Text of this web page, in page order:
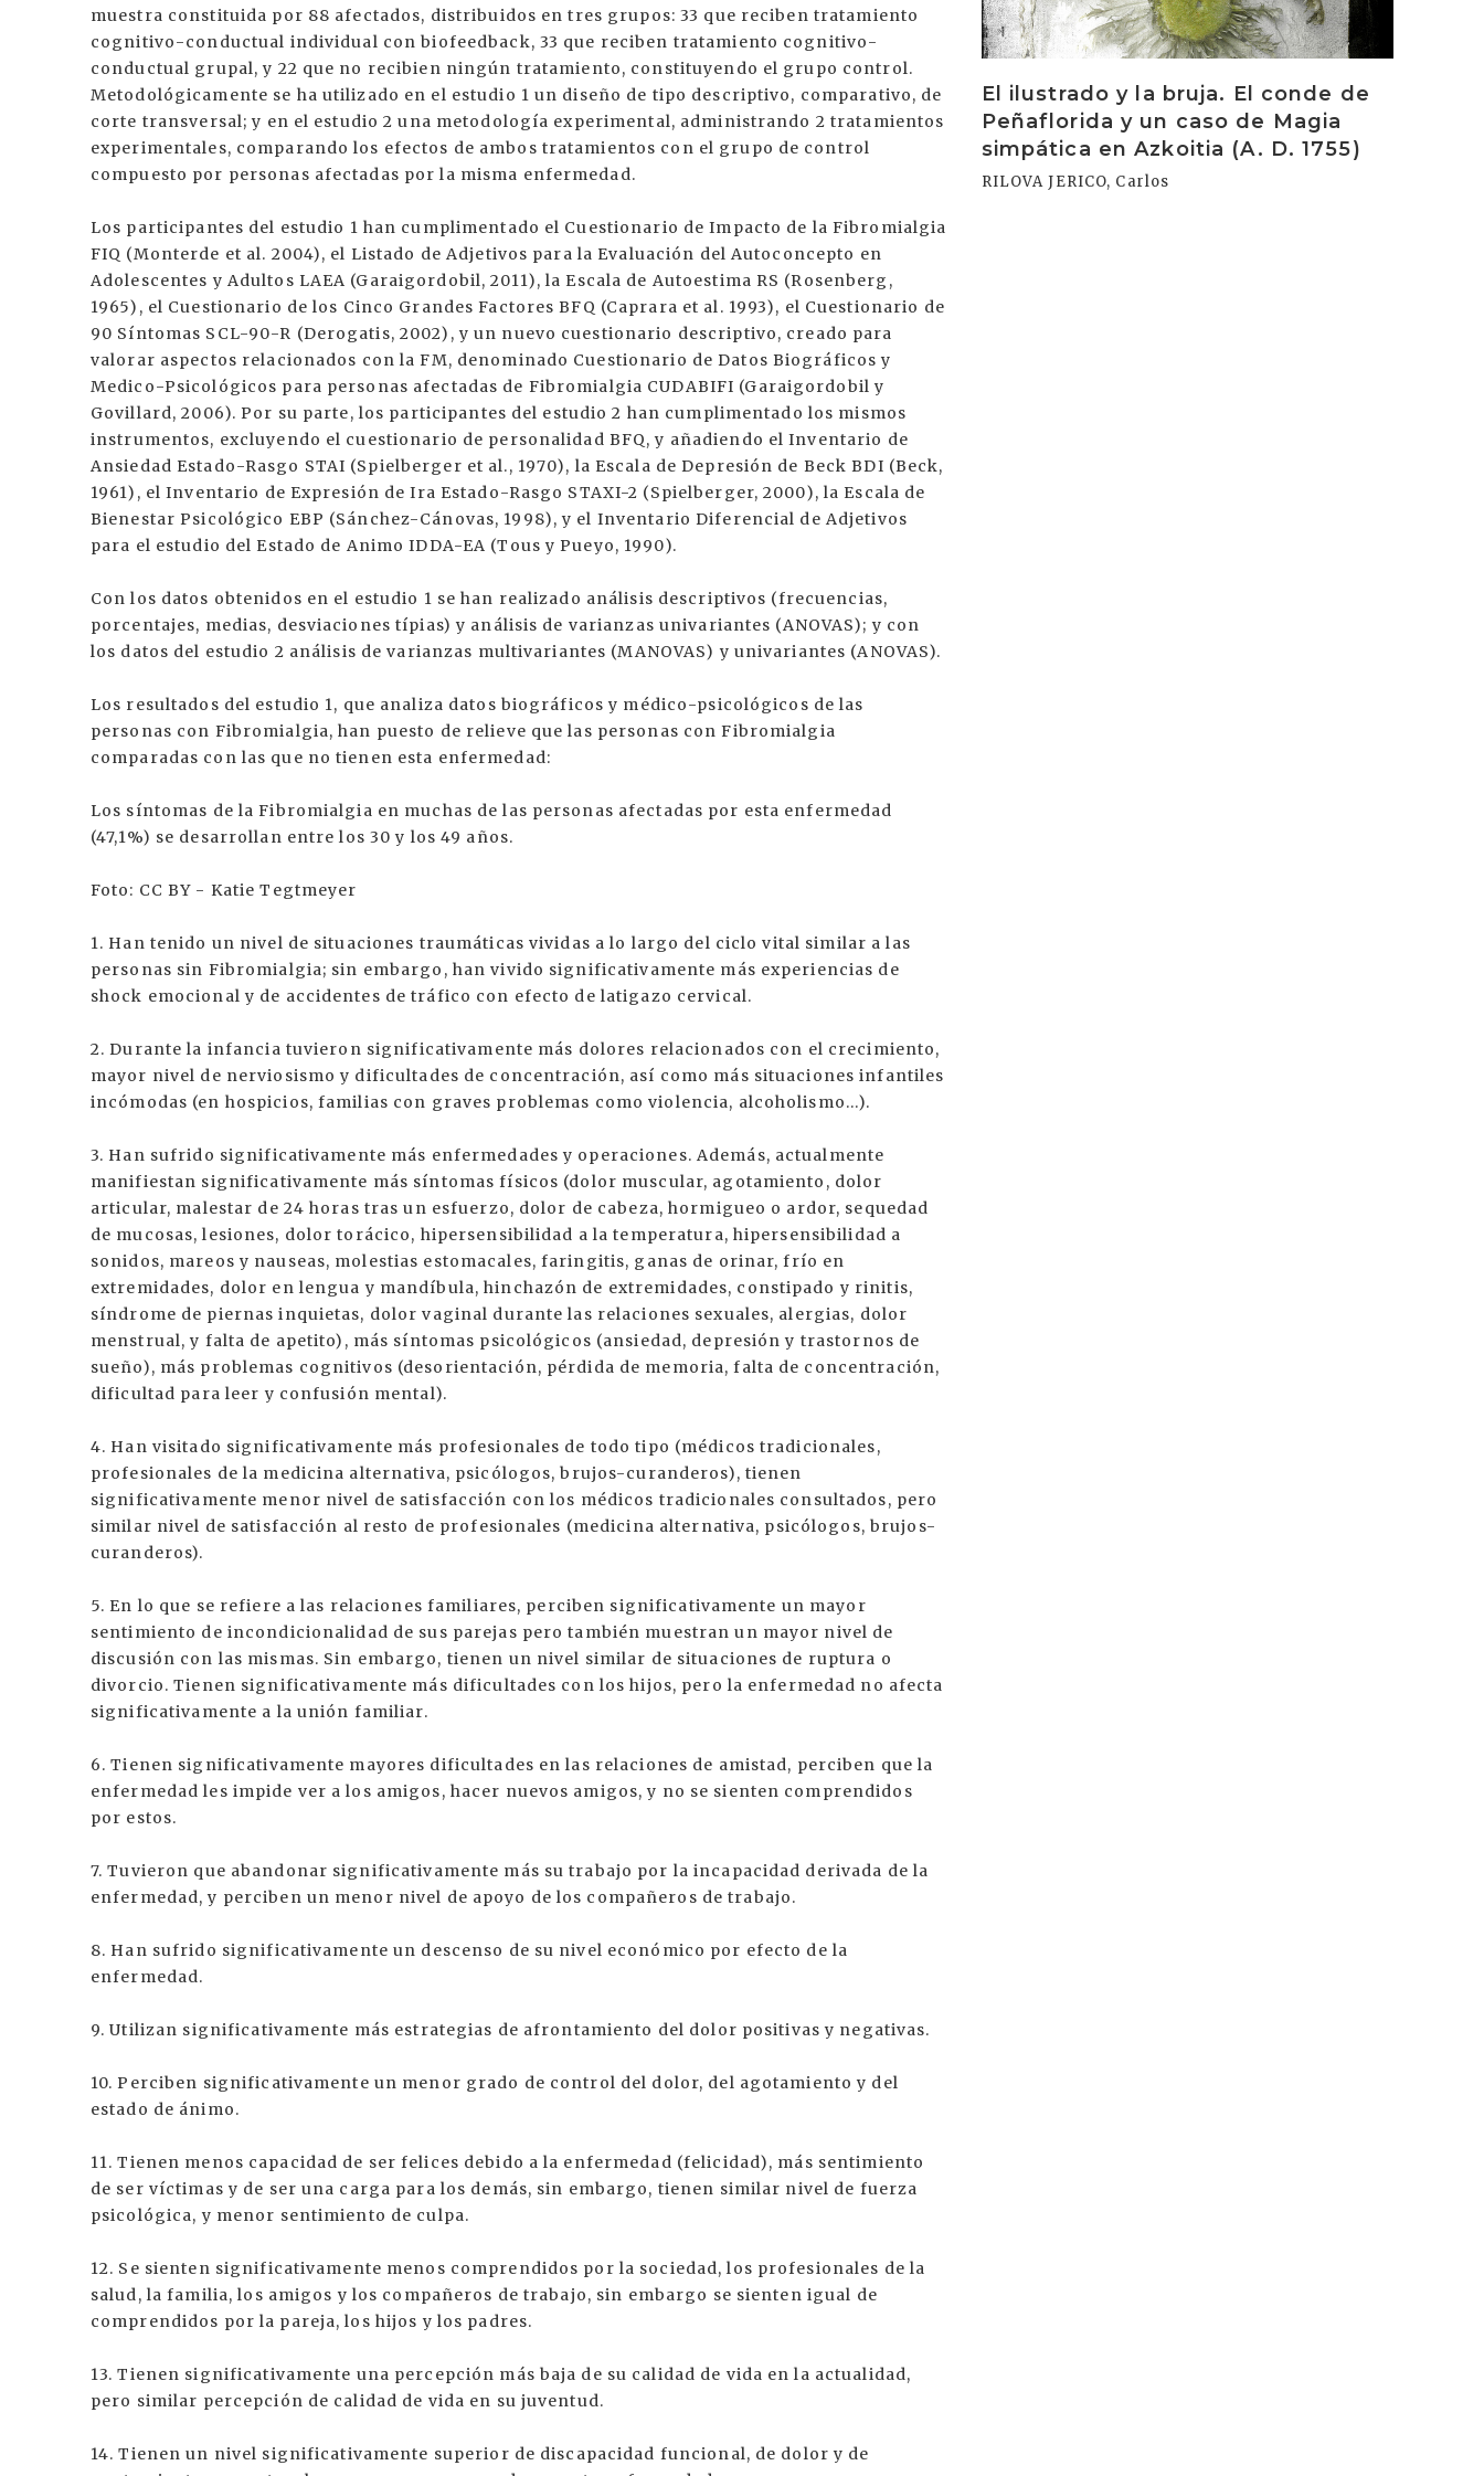
muestra constituida por 88 afectados, distribuidos en tres grupos: 33 que reciben tratamiento
cognitivo-conductual individual con biofeedback, 33 que reciben tratamiento cognitivo-
conductual grupal, y 22 que no recibien ningún tratamiento, constituyendo el grupo control.
Metodológicamente se ha utilizado en el estudio 1 un diseño de tipo descriptivo, comparativo, de
corte transversal; y en el estudio 2 una metodología experimental, administrando 2 tratamientos
experimentales, comparando los efectos de ambos tratamientos con el grupo de control
compuesto por personas afectadas por la misma enfermedad.
Los participantes del estudio 1 han cumplimentado el Cuestionario de Impacto de la Fibromialgia
FIQ (Monterde et al. 2004), el Listado de Adjetivos para la Evaluación del Autoconcepto en
Adolescentes y Adultos LAEA (Garaigordobil, 2011), la Escala de Autoestima RS (Rosenberg,
1965), el Cuestionario de los Cinco Grandes Factores BFQ (Caprara et al. 1993), el Cuestionario de
90 Síntomas SCL-90-R (Derogatis, 2002), y un nuevo cuestionario descriptivo, creado para
valorar aspectos relacionados con la FM, denominado Cuestionario de Datos Biográficos y
Medico-Psicológicos para personas afectadas de Fibromialgia CUDABIFI (Garaigordobil y
Govillard, 2006). Por su parte, los participantes del estudio 2 han cumplimentado los mismos
instrumentos, excluyendo el cuestionario de personalidad BFQ, y añadiendo el Inventario de
Ansiedad Estado-Rasgo STAI (Spielberger et al., 1970), la Escala de Depresión de Beck BDI (Beck,
1961), el Inventario de Expresión de Ira Estado-Rasgo STAXI-2 (Spielberger, 2000), la Escala de
Bienestar Psicológico EBP (Sánchez-Cánovas, 1998), y el Inventario Diferencial de Adjetivos
para el estudio del Estado de Animo IDDA-EA (Tous y Pueyo, 1990).
Con los datos obtenidos en el estudio 1 se han realizado análisis descriptivos (frecuencias,
porcentajes, medias, desviaciones típias) y análisis de varianzas univariantes (ANOVAS); y con
los datos del estudio 2 análisis de varianzas multivariantes (MANOVAS) y univariantes (ANOVAS).
Los resultados del estudio 1, que analiza datos biográficos y médico-psicológicos de las
personas con Fibromialgia, han puesto de relieve que las personas con Fibromialgia
comparadas con las que no tienen esta enfermedad:
Los síntomas de la Fibromialgia en muchas de las personas afectadas por esta enfermedad
(47,1%) se desarrollan entre los 30 y los 49 años.
Foto: CC BY - Katie Tegtmeyer
1. Han tenido un nivel de situaciones traumáticas vividas a lo largo del ciclo vital similar a las
personas sin Fibromialgia; sin embargo, han vivido significativamente más experiencias de
shock emocional y de accidentes de tráfico con efecto de latigazo cervical.
2. Durante la infancia tuvieron significativamente más dolores relacionados con el crecimiento,
mayor nivel de nerviosismo y dificultades de concentración, así como más situaciones infantiles
incómodas (en hospicios, familias con graves problemas como violencia, alcoholismo...).
3. Han sufrido significativamente más enfermedades y operaciones. Además, actualmente
manifiestan significativamente más síntomas físicos (dolor muscular, agotamiento, dolor
articular, malestar de 24 horas tras un esfuerzo, dolor de cabeza, hormigueo o ardor, sequedad
de mucosas, lesiones, dolor torácico, hipersensibilidad a la temperatura, hipersensibilidad a
sonidos, mareos y nauseas, molestias estomacales, faringitis, ganas de orinar, frío en
extremidades, dolor en lengua y mandíbula, hinchazón de extremidades, constipado y rinitis,
síndrome de piernas inquietas, dolor vaginal durante las relaciones sexuales, alergias, dolor
menstrual, y falta de apetito), más síntomas psicológicos (ansiedad, depresión y trastornos de
sueño), más problemas cognitivos (desorientación, pérdida de memoria, falta de concentración,
dificultad para leer y confusión mental).
4. Han visitado significativamente más profesionales de todo tipo (médicos tradicionales,
profesionales de la medicina alternativa, psicólogos, brujos-curanderos), tienen
significativamente menor nivel de satisfacción con los médicos tradicionales consultados, pero
similar nivel de satisfacción al resto de profesionales (medicina alternativa, psicólogos, brujos-
curanderos).
5. En lo que se refiere a las relaciones familiares, perciben significativamente un mayor
sentimiento de incondicionalidad de sus parejas pero también muestran un mayor nivel de
discusión con las mismas. Sin embargo, tienen un nivel similar de situaciones de ruptura o
divorcio. Tienen significativamente más dificultades con los hijos, pero la enfermedad no afecta
significativamente a la unión familiar.
6. Tienen significativamente mayores dificultades en las relaciones de amistad, perciben que la
enfermedad les impide ver a los amigos, hacer nuevos amigos, y no se sienten comprendidos
por estos.
7. Tuvieron que abandonar significativamente más su trabajo por la incapacidad derivada de la
enfermedad, y perciben un menor nivel de apoyo de los compañeros de trabajo.
8. Han sufrido significativamente un descenso de su nivel económico por efecto de la
enfermedad.
9. Utilizan significativamente más estrategias de afrontamiento del dolor positivas y negativas.
10. Perciben significativamente un menor grado de control del dolor, del agotamiento y del
estado de ánimo.
11. Tienen menos capacidad de ser felices debido a la enfermedad (felicidad), más sentimiento
de ser víctimas y de ser una carga para los demás, sin embargo, tienen similar nivel de fuerza
psicológica, y menor sentimiento de culpa.
12. Se sienten significativamente menos comprendidos por la sociedad, los profesionales de la
salud, la familia, los amigos y los compañeros de trabajo, sin embargo se sienten igual de
comprendidos por la pareja, los hijos y los padres.
13. Tienen significativamente una percepción más baja de su calidad de vida en la actualidad,
pero similar percepción de calidad de vida en su juventud.
14. Tienen un nivel significativamente superior de discapacidad funcional, de dolor y de
El ilustrado y la bruja. El conde de
Peñaflorida y un caso de Magia
simpática en Azkoitia (A. D. 1755)
RILOVA JERICO, Carlos